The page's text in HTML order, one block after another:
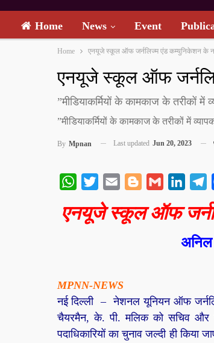
Home News Event
Home एनयूजे स्कूल ऑफ जर्नलिज्म एंड कम्युनिकेशन के नये
एनयूजे स्कूल ऑफ
”मीडियाकर्मियों के कामकाज के तरीकों
”मीडियाकर्मियों के कामकाज के तरीकों में
By Mpnan Last updated Jun 20, 2023
WhatsApp
Twitter Email BloggerGmail
एनयूजे स्कूल ऑफ
अनिल
MPNN-NEWS
नई दिल्ली – नेशनल यूनियन ऑफ
चैयरमैन, के. पी. मलिक को सचिव और
पदाधिकारियों का चुनाव जल्दी ही